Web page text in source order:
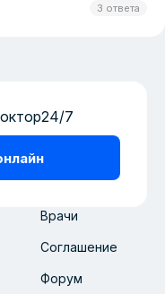
3 ответа
Врачи
Соглашение
Форум
7